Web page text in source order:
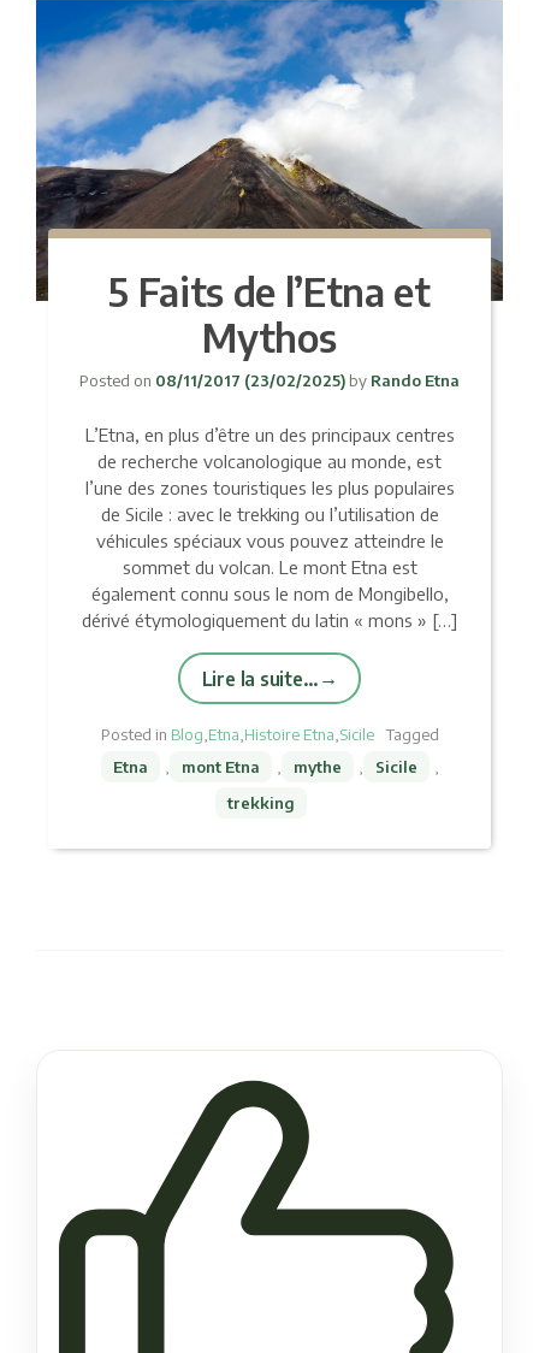
5 Faits de l’Etna et
Mythos
Posted on 08/11/2017 (23/02/2025) by Rando Etna
L’Etna, en plus d’être un des principaux centres
de recherche volcanologique au monde, est
l’une des zones touristiques les plus populaires
de Sicile : avec le trekking ou l’utilisation de
véhicules spéciaux vous pouvez atteindre le
sommet du volcan. Le mont Etna est
également connu sous le nom de Mongibello,
dérivé étymologiquement du latin « mons » […]
Lire la suite…
Posted in Blog Etna Histoire Etna Sicile
Tagged
Etna
mont Etna mythe Sicile
trekking